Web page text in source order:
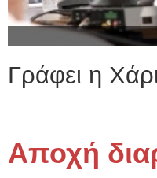
Γράφει η
Αποχή